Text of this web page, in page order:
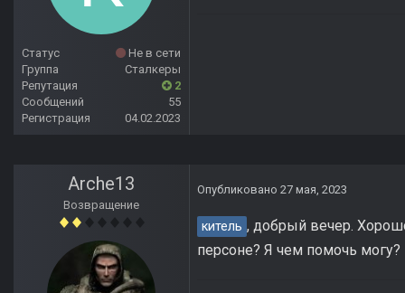
Статус
Не в сети
Группа
Сталкеры
Репутация
2
Сообщений
55
Регистрация
04.02.2023
Arche13
Возвращение
Опубликовано 27 мая, 2023
китель , добрый вечер.
персоне? Я чем помочь могу?